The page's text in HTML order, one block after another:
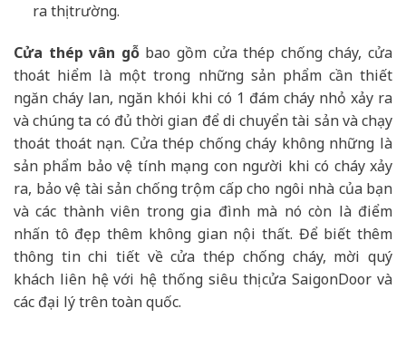
ra thị trường.
Cửa thép vân gỗbao gồm cửa thép chống cháy, cửa
thoát hiểm là một trong những sản phẩm cần thiết
ngăn cháy lan, ngăn khói khi có 1 đám cháy nhỏ xảy ra
và chúng ta có đủ thời gian để di chuyển tài sản và chạy
thoát thoát nạn. Cửa thép chống cháy không những là
sản phẩm bảo vệ tính mạng con người khi có cháy xảy
ra, bảo vệ tài sản chống trộm cấp cho ngôi nhà của bạn
và các thành viên trong gia đình mà nó còn là điểm
nhấn tô đẹp thêm không gian nội thất. Để biết thêm
thông tin chi tiết về cửa thép chống cháy, mời quý
khách liên hệ với hệ thống siêu thị cửa SaigonDoor và
các đại lý trên toàn quốc.